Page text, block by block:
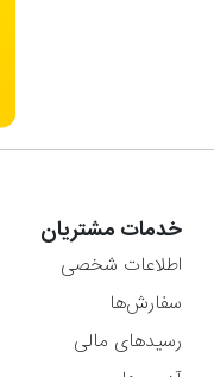
خدمات مشتریان
اطلاعات شخصی
سفارش‌ها
رسیدهای مالی